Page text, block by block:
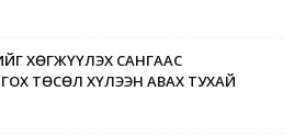
ХӨГЖҮҮЛЭХ САНГААС
ТӨСӨЛ ХҮЛЭЭН АВАХ ТУХАЙ